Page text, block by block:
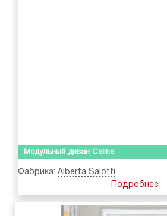
Модульный диван Celine
Фабрика: Alberta Salotti
Подробнее